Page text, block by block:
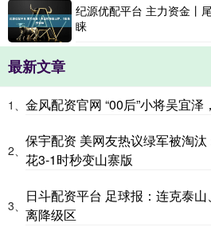
纪源优配平台 主力资金丨
睐
最新文章
1、 金风配资官网 “00后”小将吴宜泽
2、
保宇配资 美网友热议绿军被淘
花3-1时秒变山寨版
3、
日斗配资平台 足球报：连克泰
离降级区